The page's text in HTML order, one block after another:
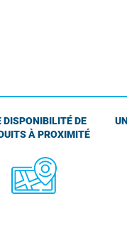
DISPONIBILITÉ DE
À PROXIMITÉ